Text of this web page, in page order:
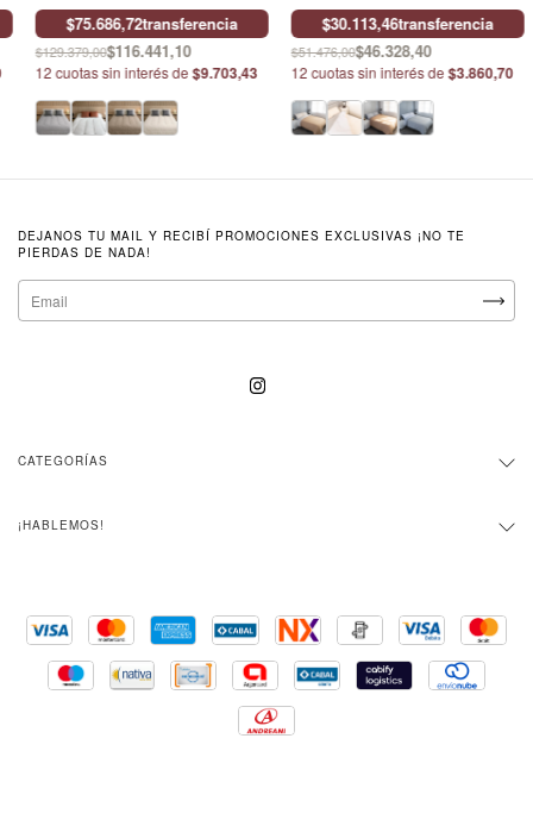
$75.686,72transferencia
$129.379,00$116.441,10
12 cuotas sin interés de$9.703,43
$30.113,46transferencia
$51.476,00$46.328,40
12 cuotas sin interés de$3.860,70
DEJANOS TU MAIL Y RECIBÍ PROMOCIONES EXCLUSIVAS ¡NO TE
PIERDAS DE NADA!
CATEGORÍAS
¡HABLEMOS!